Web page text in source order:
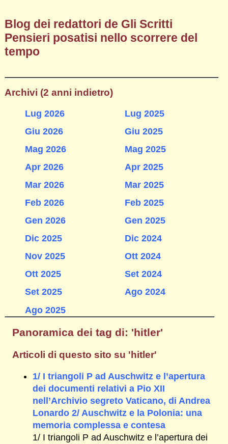
Blog dei redattori de Gli Scritti
Pensieri posatisi nello scorrere del
tempo
Archivi (2 anni indietro)
Lug 2026
Giu 2026
Mag 2026
Apr 2026
Mar 2026
Feb 2026
Gen 2026
Dic 2025
Nov 2025
Ott 2025
Set 2025
Ago 2025
Lug 2025
Giu 2025
Mag 2025
Apr 2025
Mar 2025
Feb 2025
Gen 2025
Dic 2024
Ott 2024
Set 2024
Ago 2024
Panoramica dei tag di: 'hitler'
Articoli di questo sito su 'hitler'
1/ I triangoli P ad Auschwitz e l’apertura
dei documenti relativi a Pio XII
nell’Archivio segreto Vaticano, di Andrea
Lonardo 2/ Auschwitz e la Polonia: una
memoria complessa e contesa
1/ I triangoli P ad Auschwitz e l’apertura dei